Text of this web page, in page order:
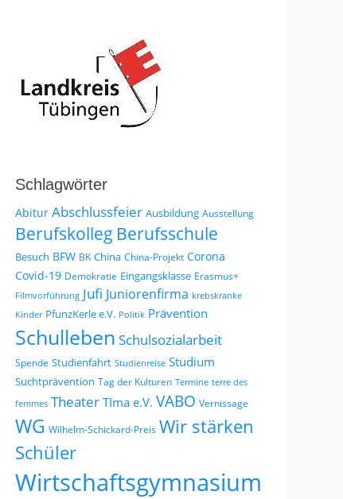
Schlagwörter
Abitur Abschlussfeier Ausbildung Ausstellung
Berufskolleg Berufsschule
Besuch BFW BK China China-Projekt Corona
Covid-19 Demokratie Eingangsklasse Erasmus+
Filmvorführung Jufi Juniorenfirma krebskranke
Kinder PfunzKerle e.V. Politik Prävention
Schulleben Schulsozialarbeit
Spende Studienfahrt Studienreise Studium
Suchtprävention Tag der Kulturen Termine terre des
femmes Theater TIma e.V. VABO Vernissage
WG Wilhelm-Schickard-Preis Wir stärken
Schüler
Wirtschaftsgymnasium